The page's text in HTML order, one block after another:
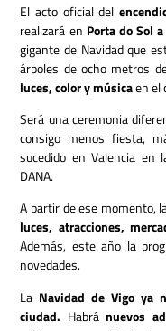
El acto oficial del
realizará en Porta do Sol
gigante de Navidad que
árboles de ocho metros
luces, color y músicaen el
Será una ceremonia
consigo menos fiesta,
sucedido en Valencia en
DANA.
A partir de ese momento,
luces, atracciones,
Además, este año la
novedades.
La Navidad de Vigo ya
ciudad. Habránuevos